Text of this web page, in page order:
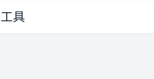
工具